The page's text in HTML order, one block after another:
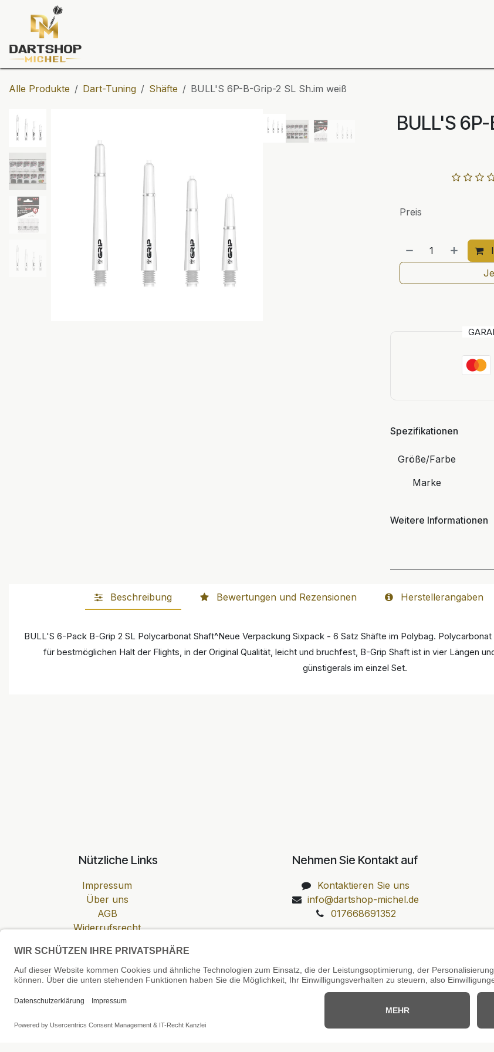
Zum Inhalt springen
Alle Produkte Dart-Tuning Shäfte BULL'S 6P-B-Grip-2 SL Sh.im weiß
BULL'S
Preis
Spezifikationen
Größe/Farbe
Marke
Weitere Informationen
Beschreibung Bewertungen und Rezensionen Herstellerangaben
BULL'S 6-Pack B-Grip 2 SL Polycarbonat Shaft^Neue Verpackung Sixpack - 6 Satz Shäfte im Polybag.
für bestmöglichen Halt der Flights, in der Original Qualität, leicht und bruchfest, B-Grip Shaft ist in vier Längen
günstigerals im einzel Set.
Nützliche Links
Impressum
Über uns
AGB
Widerrufsrecht
Zahlung & Versand
Cookie-Einstellungen
Nehmen Sie Kontakt auf
Kontaktieren Sie uns
info@dartshop-michel.de
017668691352